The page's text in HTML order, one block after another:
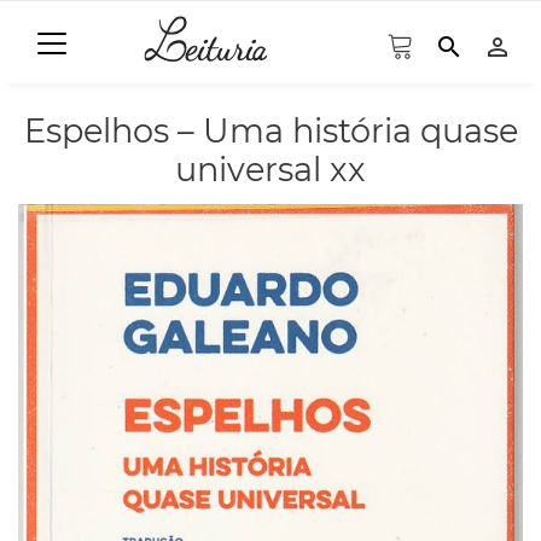
search person_outline
Espelhos – Uma história quase
universal xx